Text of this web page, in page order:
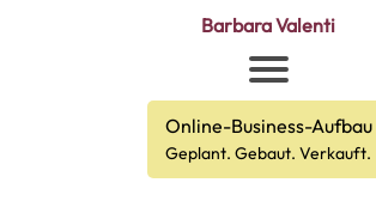
Barbara Valenti
Online-Business-Aufbau
Geplant. Gebaut. Verkauft.